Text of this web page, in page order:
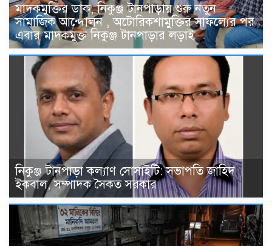
মাদকমুক্তির ডাক, নিকুঞ্জ টানপাড়ায় শুরু নতুন
সামাজিক আন্দোলন , অটোরিকশামুক্তির সাফল্যের পর
এবার মাদকমুক্ত নিকুঞ্জ টানপাড়ার লড়াই
নিকুঞ্জ টানপাড়া কল্যাণ সোসাইটি: সভাপতি জাহিদ
ইকবাল, সম্পাদক সৈকত সরকার